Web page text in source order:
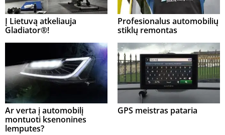
Į Lietuvą atkeliauja
Gladiator®!
Profesionalus automobilių
stiklų remontas
Ar verta į automobilį
montuoti ksenonines
lemputes?
GPS meistras pataria